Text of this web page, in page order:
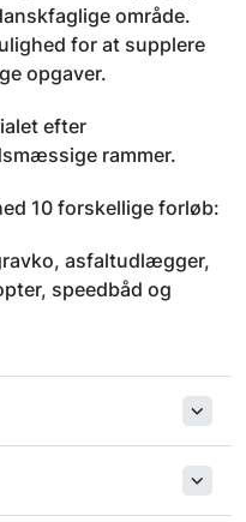
område.
for at supplere
opgaver.
efter
rammer.
10 forskellige forløb:
asfaltudlægger,
speedbåd og